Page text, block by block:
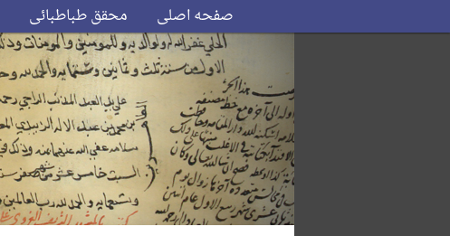
صفحه اصلی محقق طباطبائی